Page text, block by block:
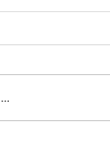
ちは☀️ とうとう
本日は、自分へ
レゼントを何だか